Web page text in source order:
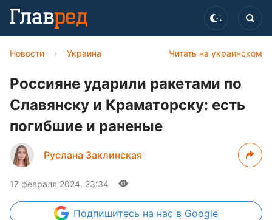
Читать на украинском
Новости › Украина
Россияне ударили ракетами по
Славянску и Краматорску: есть
погибшие и раненые
Руслана Заклинская
17 февраля 2024, 23:34
Подпишитесь на нас в Google